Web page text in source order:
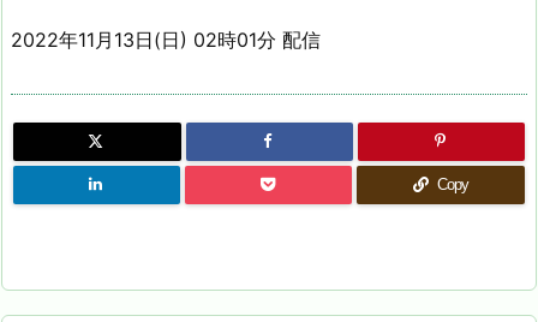
2022年11月13日(日) 02時01分 配信
Copy